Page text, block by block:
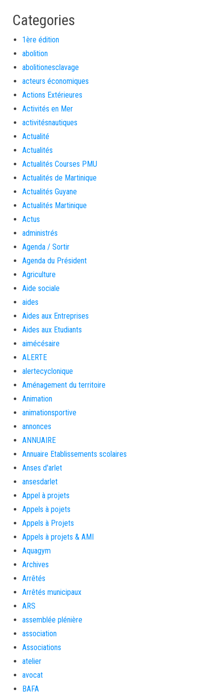
Categories
1ère édition
abolition
abolitionesclavage
acteurs économiques
Actions Extérieures
Activités en Mer
activitésnautiques
Actualité
Actualités
Actualités Courses PMU
Actualités de Martinique
Actualités Guyane
Actualités Martinique
Actus
administrés
Agenda / Sortir
Agenda du Président
Agriculture
Aide sociale
aides
Aides aux Entreprises
Aides aux Etudiants
aimécésaire
ALERTE
alertecyclonique
Aménagement du territoire
Animation
animationsportive
annonces
ANNUAIRE
Annuaire Etablissements scolaires
Anses d'arlet
ansesdarlet
Appel à projets
Appels à pojets
Appels à Projets
Appels à projets & AMI
Aquagym
Archives
Arrêtés
Arrêtés municipaux
ARS
assemblée plénière
association
Associations
atelier
avocat
BAFA